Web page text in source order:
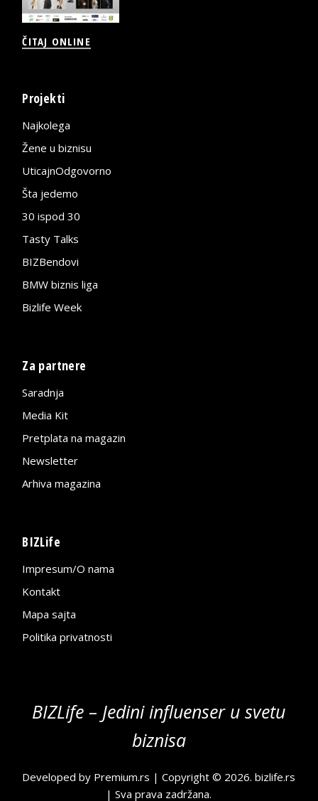
ČITAJ ONLINE
Projekti
Najkolega
Žene u biznisu
UticajnOdgovorno
Šta jedemo
30 ispod 30
Tasty Talks
BIZBendovi
BMW biznis liga
Bizlife Week
Za partnere
Saradnja
Media Kit
Pretplata na magazin
Newsletter
Arhiva magazina
BIZLife
Impresum/O nama
Kontakt
Mapa sajta
Politika privatnosti
BIZLife – Jedini influenser u svetu
biznisa
Developed by Premium.rs | Copyright © 2026.bizlife.rs
| Sva prava zadržana.